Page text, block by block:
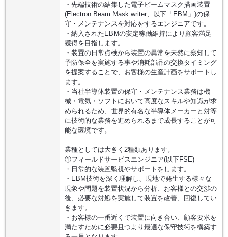
・先端技術の結集した電子ビームマスク描画装置
(Electron Beam Mask writer、以下「EBM」)の保
守・メンテナンスを対応をするエンジニアです。
・納入されたEBMの安定稼働維持により顧客満足
獲得を目指します。
・装置の日常点検から装置の異常を未然に察知して
予防保全を実施する事や消耗部品の交換タイミング
を提案することで、お客様の生産計画をサポートし
ます。
・当社半導体装置の保守・メンテナンス業務は機
械・電気・ソフトにおいて高度なスキルや知識が求
められるため、世界的有名な半導体メーカーと対等
に技術的な業務を進められるまで成長することが可
能な環境です。
業種としては大きく2種類あります。
①フィールドサービスエンジニア(以下FSE)
・日常的な装置監視やサポートをします。
・EBM技術を深く理解し、現地で発生する様々な
現象や問題を装置状況から分析、お客様との交渉の
後、必要な対処を実施して装置を改善、回復してい
きます。
・お客様の一番近くで装置に向き合い、顧客要求を
満たすために必要且つより最適な保守技術を構築す